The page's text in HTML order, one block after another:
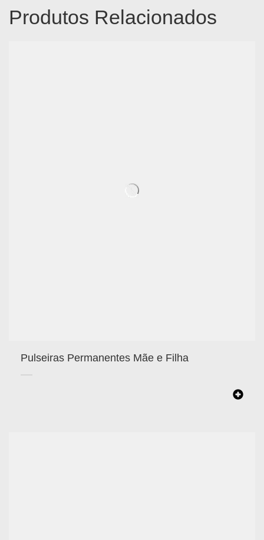
Produtos Relacionados
Pulseiras Permanentes Mãe e Filha